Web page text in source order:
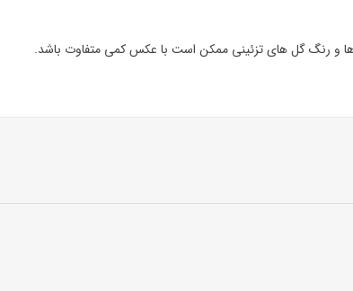
و رنگ گل های تزئینی ممکن است با عکس کمی متفاوت باشد.